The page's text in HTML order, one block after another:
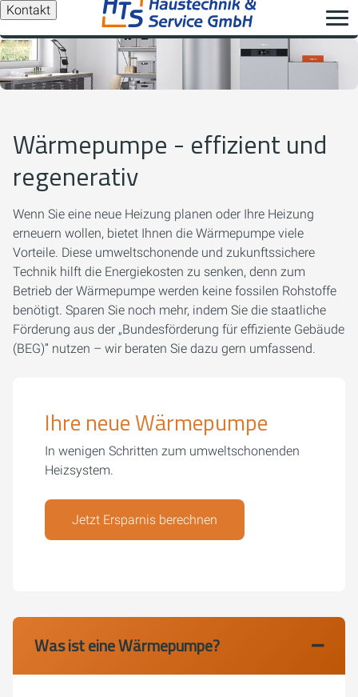
Kontakt
Wärmepumpe - effizient und
regenerativ
Wenn Sie eine neue Heizung planen oder Ihre Heizung
erneuern wollen, bietet Ihnen die Wärmepumpe viele
Vorteile. Diese umweltschonende und zukunftssichere
Technik hilft die Energiekosten zu senken, denn zum
Betrieb der Wärmepumpe werden keine fossilen Rohstoffe
benötigt. Sparen Sie noch mehr, indem Sie die staatliche
Förderung aus der „Bundesförderung für effiziente Gebäude
(BEG)” nutzen – wir beraten Sie dazu gern umfassend.
Ihre neue Wärmepumpe
In wenigen Schritten zum umweltschonenden
Heizsystem.
Jetzt Ersparnis berechnen
Was ist eine Wärmepumpe?